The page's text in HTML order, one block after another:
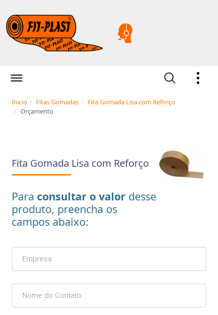
Inicio Fitas Gomadas
Fita Gomada Lisa com Reforço
Orçamento
Fita Gomada Lisa com Reforço
Para consultar o valor desse
produto, preencha os
campos abaixo: